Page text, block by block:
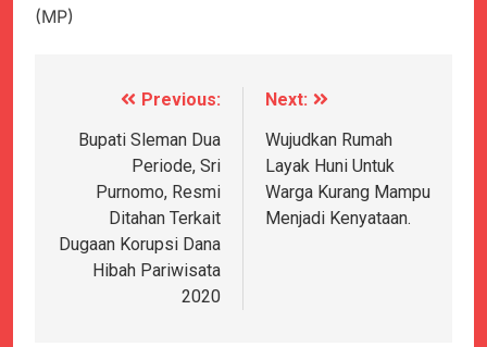
Korban Tenggelam di
Ditemukan, Polisi
Pastikan Penanganan
Berjalan Sesuai
Prosedur
Agustus 3, 2026
Kapolresta Sumenep
Sambut Kedatangan
Korban Evakuasi KM
Mutiara Sentosa 2 di
Agustus 3, 2026
(MP)
Navigasi
pos
Previous:
Bupati Sleman Dua
Periode, Sri
Purnomo, Resmi
Ditahan Terkait
Dugaan Korupsi Dana
Hibah Pariwisata
2020
Next:
Wujudkan Rumah
Layak Huni Untuk
Warga Kurang Mampu
Menjadi Kenyataan.